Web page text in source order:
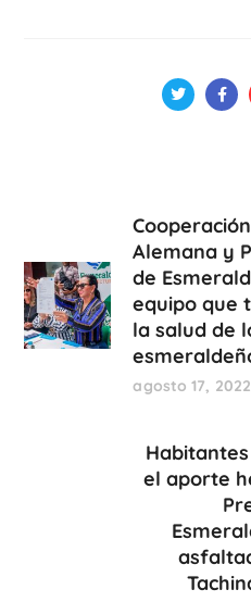
Alemana y
de
equipo que
la salud de
agosto 17, 2022
el aporte